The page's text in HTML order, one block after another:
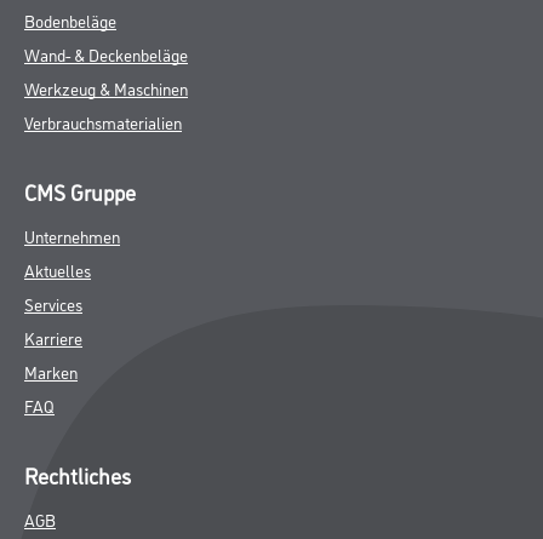
Bodenbeläge
Wand- & Deckenbeläge
Werkzeug & Maschinen
Verbrauchsmaterialien
CMS Gruppe
Unternehmen
Aktuelles
Services
Karriere
Marken
FAQ
Rechtliches
AGB